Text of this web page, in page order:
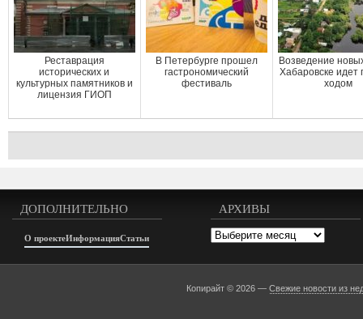
Реставрация
исторических и
культурных памятников и
лицензия ГИОП
В Петербурге прошел
гастрономический
фестиваль
Возведение
Хабаровске
ходом
ДОПОЛНИТЕЛЬНО
О проектеИнформацияСтатьи
АРХИВЫ
Архивы
Копирайт © 2026 —Свежие новости из